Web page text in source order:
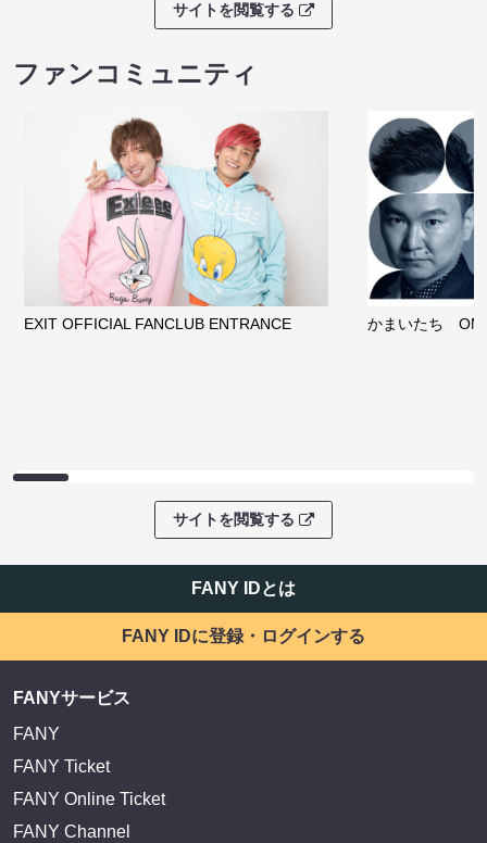
サイトを閲覧する
ファンコミュニティ
EXIT OFFICIAL FANCLUB ENTRANCE かまいたち
サイトを閲覧する
FANY IDとは
FANY IDに登録・ログインする
FANYサービス
FANY
FANY Ticket
FANY Online Ticket
FANY Channel